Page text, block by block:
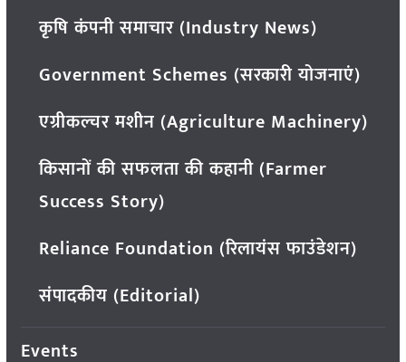
कृषि कंपनी समाचार (Industry News)
Government Schemes (सरकारी योजनाएं)
एग्रीकल्चर मशीन (Agriculture Machinery)
किसानों की सफलता की कहानी (Farmer
Success Story)
Reliance Foundation (रिलायंस फाउंडेशन)
संपादकीय (Editorial)
Events